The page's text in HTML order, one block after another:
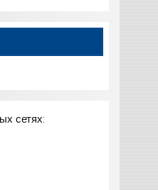
сетях: